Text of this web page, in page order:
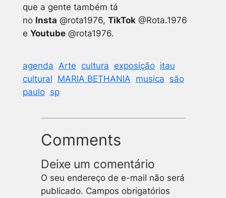
que a gente também tá
no Insta @rota1976, TikTok@Rota.1976
e Youtube@rota1976.
agenda Arte cultura exposição itau
cultural MARIA BETHANIA musica são
paulo sp
Comments
Deixe um comentário
O seu endereço de e-mail não será
publicado. Campos obrigatórios